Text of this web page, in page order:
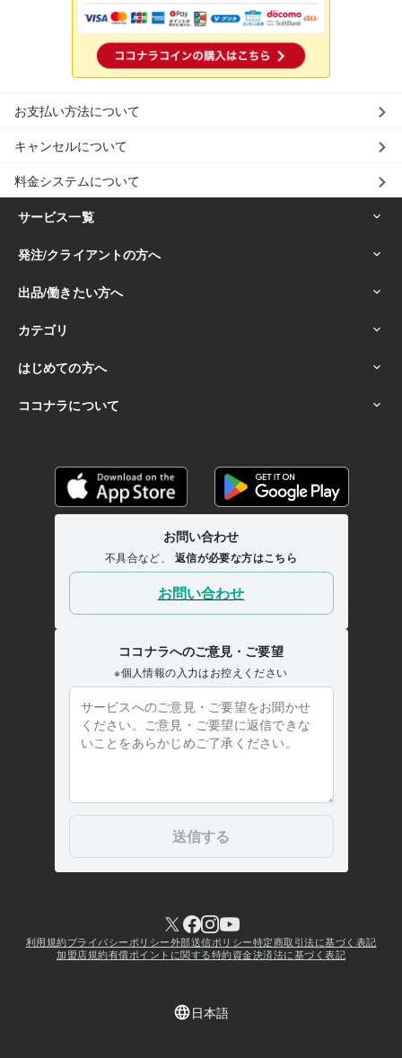
お支払い方法について
キャンセルについて
料金システムについて